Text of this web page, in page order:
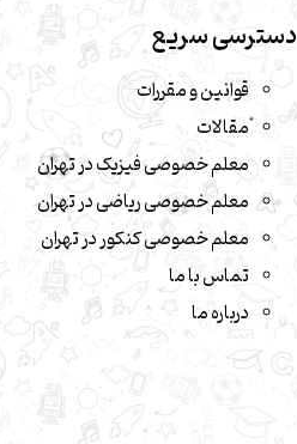
دسترسی سریع
قوانین و مقررات
مقالات
معلم خصوصی فیزیک در تهران
معلم خصوصی ریاضی در تهران
معلم خصوصی کنکور در تهران
تماس با ما
درباره ما